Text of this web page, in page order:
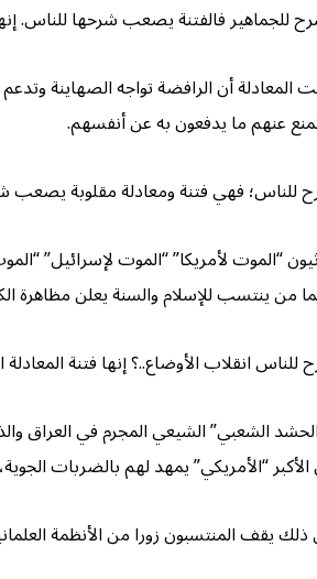
للجماهير فالفتنة يصعب شرحها للناس. إنها
المعادلة أن الرافضة تواجه الصهاينة
عنهم ما يدفعون به عن أنفسهم.
للناس؛ فهي فتنة ومعادلة مقلوبة يصعب
“الموت لأمريكا” “الموت لإسرائيل”
من ينتسب للإسلام والسنة يعلن مظاهرة
انقلاب الأوضاع..؟ إنها فتنة المعادلة
“الأمريكي” يمهد لهم بالضربات
يقف المنتسبون زورا من الأنظمة